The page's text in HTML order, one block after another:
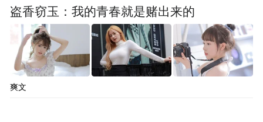
盗香窃玉：我的青春就是赌出来的
爽文